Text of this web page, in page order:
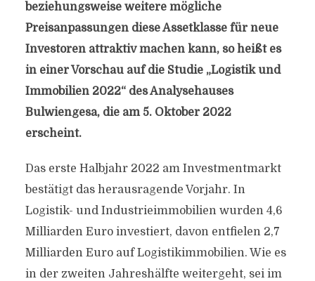
beziehungsweise weitere mögliche
Preisanpassungen diese Assetklasse für neue
Investoren attraktiv machen kann, so heißt es
in einer Vorschau auf die Studie „Logistik und
Immobilien 2022“ des Analysehauses
Bulwiengesa, die am 5. Oktober 2022
erscheint.
Das erste Halbjahr 2022 am Investmentmarkt
bestätigt das herausragende Vorjahr. In
Logistik- und Industrieimmobilien wurden 4,6
Milliarden Euro investiert, davon entfielen 2,7
Milliarden Euro auf Logistikimmobilien. Wie es
in der zweiten Jahreshälfte weitergeht, sei im